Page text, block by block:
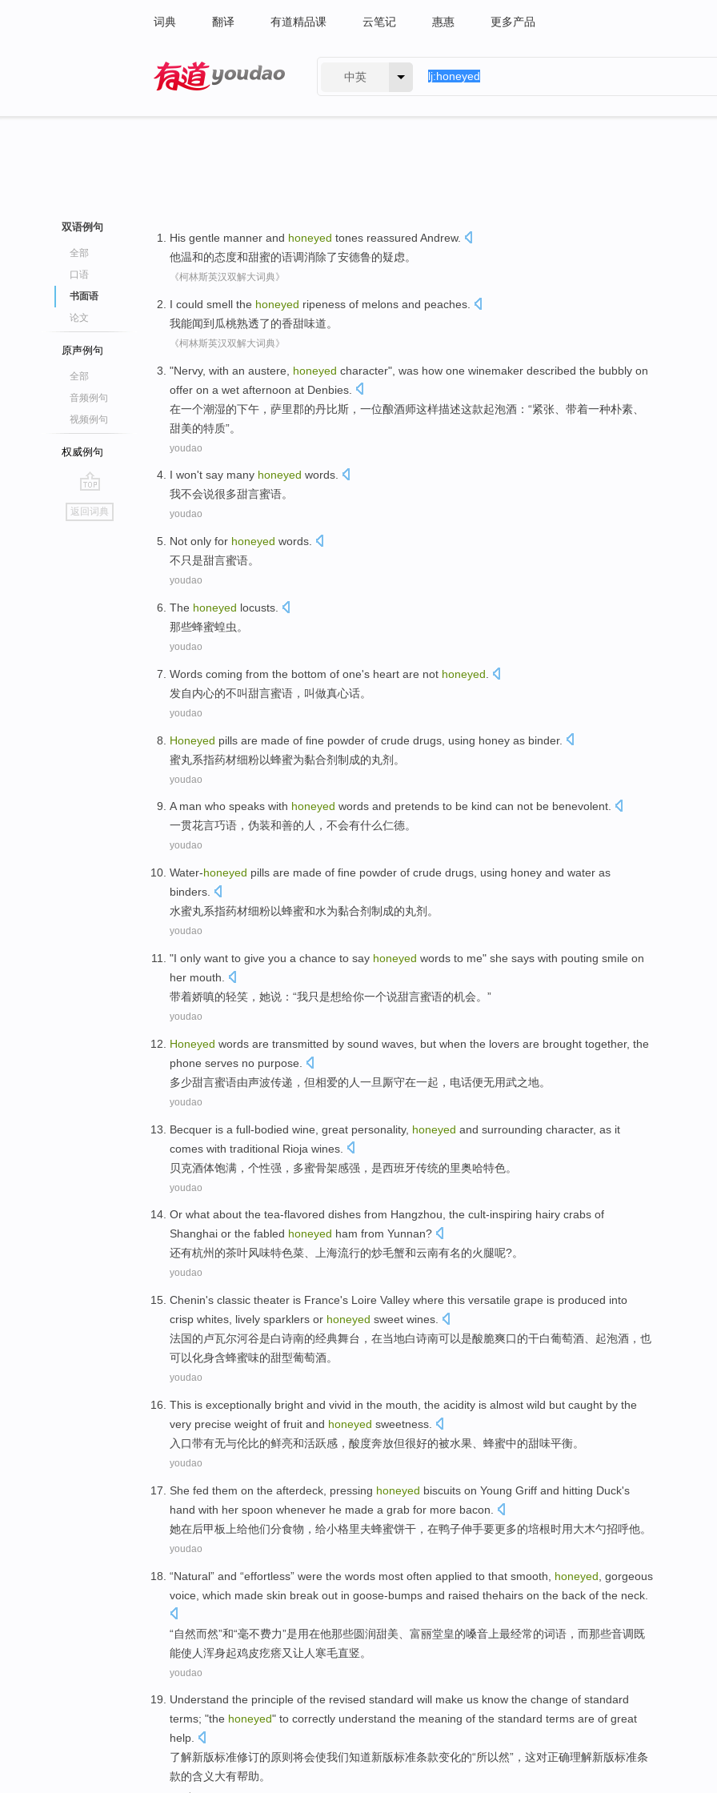
词典 翻译 有道精品课 云笔记 惠惠 更多产品
中英
双语例句
全部
口语
书面语
论文
原声例句
全部
音频例句
视频例句
权威例句
go
top
返回词典
His gentle manner and honeyed tones reassured Andrew.
他温和的态度和甜蜜的语调消除了安德鲁的疑虑。
《柯林斯英汉双解大词典》
I could smell the honeyed ripeness of melons and peaches
我能闻到 瓜桃熟透了的香甜味道。
《柯林斯英汉双解大词典》
"Nervy, with an austere honeyed character", was how one winemaker described the bubbly on
offer on a wet afternoon at Denbies
在一个潮湿的下午 ，萨里郡的丹比斯， 一位酿酒师这样描述这款起泡酒：“紧张 带着一种朴素
甜美的特质”。
youdao
I won't say many honeyed words.
我不会说很多甜言蜜语。
youdao
Not only for honeyed words
不只是甜言蜜语。
youdao
The honeyed locusts
那些蜂蜜蝗虫。
youdao
Words coming from the bottom of one's heart are not honeyed
发自内心的不叫甜言蜜语 ，叫做真心话。
youdao
Honeyed pills are made of fine powder of crude drugs, using honey as binder.
蜜丸系指药材细粉以蜂蜜为黏合剂制成的丸剂。
youdao
Aman who speaks with honeyed words and pretends to be kind can not be benevolent.
一贯花言巧语，伪装和善的人 ，不会有什么仁德。
youdao
Water-honeyed pills are made of fine powder of crude drugs using honey and water as
binders
水蜜丸系指药材细粉以蜂蜜和水为黏合剂制成的丸剂。
youdao
"I only want to give you a chance to say honeyed words to me" she says with pouting smile on
her mouth.
带着娇嗔的轻笑， 她说：“我只是想给你一个说甜言蜜语的机会。”
youdao
Honeyed words are transmitted by sound waves but when the lovers are brought together, the
phone serves no purpose.
多少甜言蜜语由声波传递， 但相爱的人一旦厮守在一起 ， 电话便无用武之地。
youdao
Becquer is a full-bodied wine, great personality, honeyed and surrounding character, as it
comes with traditional Rioja wines.
贝克酒体饱满， 个性强，多蜜骨架感强，是西班牙传统的里奥哈特色。
youdao
Or what about the tea-flavored dishes from Hangzhou, the cult-inspiring hairy crabs of
Shanghai or the fabled honeyed ham from Yunnan?
还有杭州 的茶叶风味特色菜、 上海流行的炒毛蟹和云南有名的火腿呢?。
youdao
Chenin's classic theater is France's Loire Valley where this versatile grape is produced into
crisp whites lively sparklers or honeyed sweet wines
法国的卢瓦尔河谷是白诗南的经典舞台 ， 在当地白诗南可以是酸脆爽口的干白葡萄酒、起泡酒， 也
可以化身含蜂蜜味的甜型葡萄酒。
youdao
This is exceptionally bright and vivid in the mouth, the acidity is almost wild but caught by the
very precise weight of fruit and honeyed sweetness
入口带有无与伦比的鲜亮和活跃感， 酸度奔放但很好的被水果 蜂蜜中的甜味平衡。
youdao
She fed them on the afterdeck, pressing honeyed biscuits on Young Griff and hitting Duck's
hand with her spoon whenever he made a grab for more bacon
她在后甲板 上给他们分食物，给小格里夫蜂蜜饼干 ，在鸭子伸手要更多的培根时用大木勺招呼他。
youdao
“Natural” and “effortless” were the words most often applied to that smooth, honeyed gorgeous
voice which made skin break out in goose-bumps and raised thehairs on the back of the neck
“自然而然”和“毫不费力”是用在他那些圆润甜美 富丽堂皇的嗓音 上最经常的词语 ， 而那些音调既
能使 人浑身起鸡皮疙瘩又让 人寒毛直竖。
youdao
Understand the principle of the revised standard will make us know the change of standard
terms; "the honeyed" to correctly understand the meaning of the standard terms are of great
help.
了解新版标准修订的原则将会使我们知道新版标准条款变化的“所以然”， 这对正确理解新版标准条
款的含义大有帮助。